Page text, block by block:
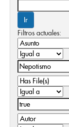
Filtros actuales: